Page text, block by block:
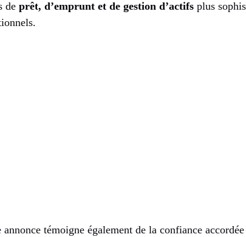
de prêt, d’emprunt et de gestion d’actifs plus
annonce témoigne également de la confiance